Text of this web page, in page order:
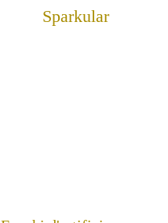
Sparkular